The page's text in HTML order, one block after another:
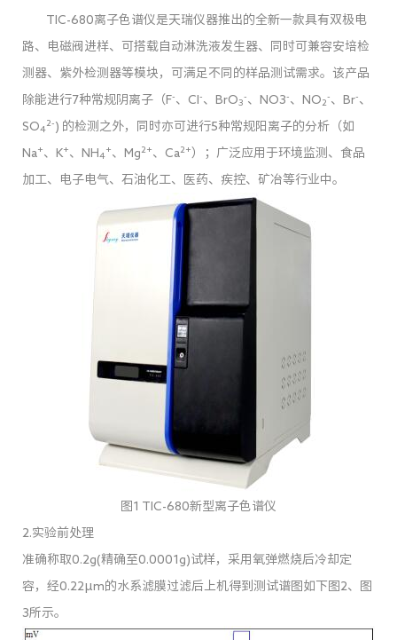
TIC-680离子色谱仪是天瑞仪器推出的全新一款具有双极电
路、电磁阀进样、可搭载自动淋洗液发生器、同时可兼容安培检
测器、紫外检测器等模块，可满足不同的样品测试需求。该产品
除能进行7种常规阴离子（F- 、Cl- 、BrO3
- 、NO3- 、NO 2
- 、Br- 、
SO4
2- ) 的检测之外，同时亦可进行5种常规阳离子的分析（如
Na+ 、K+ 、NH4
+ 、Mg 2+ 、Ca2+ ）；广泛应用于环境监测、食品
加工、电子电气、石油化工、医药、疾控、矿冶等行业中。
图1 TIC-680新型离子色谱仪
2.实验前处理
准确称取0.2g(精确至0.0001g)试样，采用氧弹燃烧后冷却定
容，经0.22μm的水系滤膜过滤后上机得到测试谱图如下图2、图
3所示。